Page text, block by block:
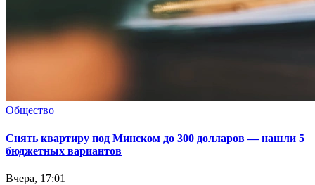
Общество
Снять квартиру под Минском до 300 долларов — нашли 5
бюджетных вариантов
Вчера, 17:01